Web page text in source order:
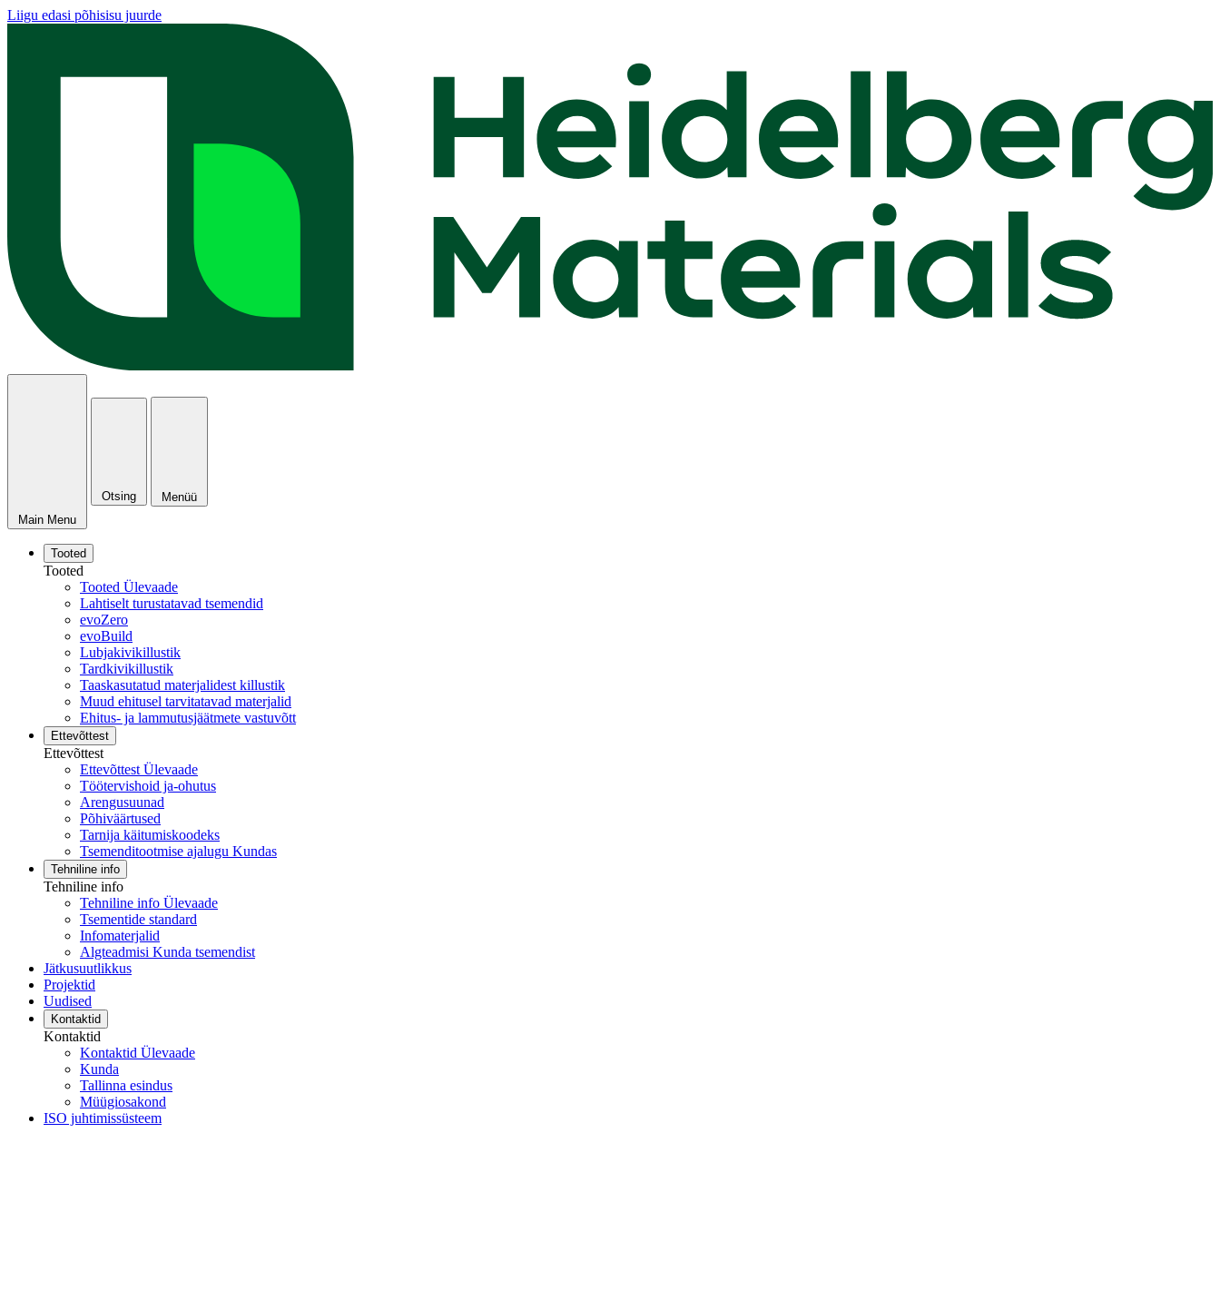
Liigu edasi põhisisu juurde
Main Menu
Otsing Menüü
Tooted
Tooted
Tooted Ülevaade
Lahtiselt turustatavad tsemendid
evoZero
evoBuild
Lubjakivikillustik
Tardkivikillustik
Taaskasutatud materjalidest killustik
Muud ehitusel tarvitatavad materjalid
Ehitus- ja lammutusjäätmete vastuvõtt
Ettevõttest
Ettevõttest
Ettevõttest Ülevaade
Töötervishoid ja-ohutus
Arengusuunad
Põhiväärtused
Tarnija käitumiskoodeks
Tsemenditootmise ajalugu Kundas
Tehniline info
Tehniline info
Tehniline info Ülevaade
Tsementide standard
Infomaterjalid
Algteadmisi Kunda tsemendist
Jätkusuutlikkus
Projektid
Uudised
Kontaktid
Kontaktid
Kontaktid Ülevaade
Kunda
Tallinna esindus
Müügiosakond
ISO juhtimissüsteem